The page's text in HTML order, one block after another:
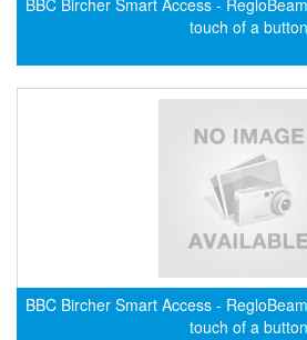
Cygnus
Datexel
touch of a button
BBC Bircher Smart Access -
touch of a button